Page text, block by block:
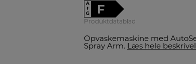
A
↑
G
F
Produktdatablad
Opvaskemaskine med
Spray Arm. Læs hele